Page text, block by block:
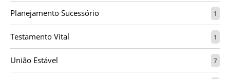
Planejamento Sucessório 1
Testamento Vital 1
União Estável 7